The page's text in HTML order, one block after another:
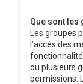
Que sont les
Les
l’accès des
ou plusieurs
permissions.